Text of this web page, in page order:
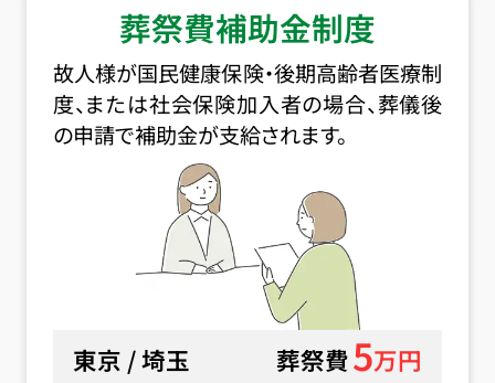
葬祭費補助金制度
故人様が国民健康保険・後期高齢者医療制
度、または社会保険加入者の場合、葬儀後
の申請で補助金が支給されます。
東京 / 埼玉 葬祭費5万円